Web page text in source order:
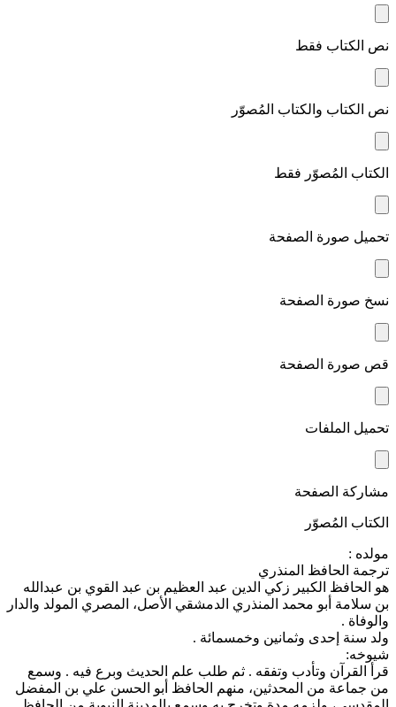
نص الكتاب فقط
نص الكتاب والكتاب المُصوّر
الكتاب المُصوّر فقط
تحميل صورة الصفحة
نسخ صورة الصفحة
قص صورة الصفحة
تحميل الملفات
مشاركة الصفحة
الكتاب المُصوّر
مولده :
ترجمة الحافظ المنذري
هو الحافظ الكبير زكي الدين عبد العظيم بن عبد القوي بن عبدالله
بن سلامة أبو محمد المنذري الدمشقي الأصل، المصري المولد والدار
والوفاة .
ولد سنة إحدى وثمانين وخمسمائة .
شيوخه:
قرأ القرآن وتأدب وتفقه . ثم طلب علم الحديث وبرع فيه . وسمع
من جماعة من المحدثين، منهم الحافظ أبو الحسن علي بن المفضل